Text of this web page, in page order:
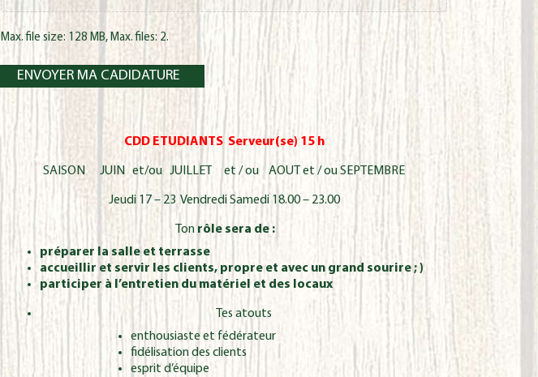
Max. file size: 128 MB, Max. files: 2.
CDD ETUDIANTS Serveur(se) 15 h
SAISON JUIN et/ou JUILLET et / ou AOUT et / ou SEPTEMBRE
Jeudi 17 – 23 Vendredi Samedi 18.00 – 23.00
Ton rôle sera de :
préparer la salle et terrasse
accueillir et servir les clients, propre et avec un grand sourire ; )
participer à l’entretien du matériel et des locaux
Tes atouts
enthousiaste et fédérateur
fidélisation des clients
esprit d’équipe